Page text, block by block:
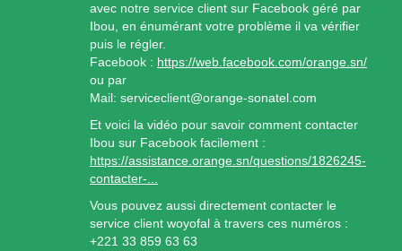
avec notre service client sur Facebook géré par
Ibou, en énumérant votre problème il va vérifier
puis le régler.
Facebook : https://web.facebook.com/orange.sn/
ou par
Mail: serviceclient@orange-sonatel.com
Et voici la vidéo pour savoir comment contacter
Ibou sur Facebook facilement :
https://assistance.orange.sn/questions/1826245-
contacter-...
Vous pouvez aussi directement contacter le
service client woyofal à travers ces numéros :
+221 33 859 63 63